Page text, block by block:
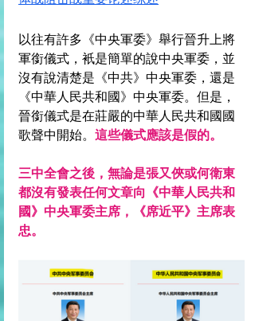
以往有許多《中央軍委》舉行晉升上將
軍銜儀式，衹是簡單的說中央軍委，並
沒有說清楚是《中共》中央軍委，還是
《中華人民共和國》中央軍委。但是，
晉銜儀式是在莊嚴的中華人民共和國國
歌聲中開始。 這些儀式應該是假的。
三中全會之後，無論是張又俠或何衛東
都沒有發表任何文章向《中華人民共和
國》中央軍委主席，《席近平》主席表
忠。